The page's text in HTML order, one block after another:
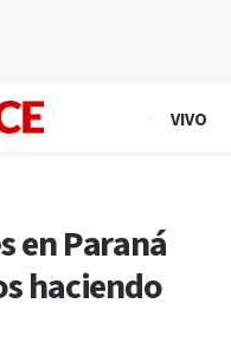
VIVO
en Paraná
haciendo